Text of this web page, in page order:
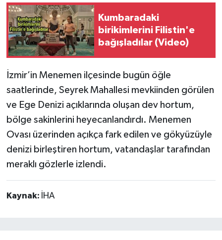
Kumbaradaki
birikimlerini Filistin'e
bağışladılar (Video)
İzmir’in Menemen ilçesinde bugün öğle
saatlerinde, Seyrek Mahallesi mevkiinden görülen
ve Ege Denizi açıklarında oluşan dev hortum,
bölge sakinlerini heyecanlandırdı. Menemen
Ovası üzerinden açıkça fark edilen ve gökyüzüyle
denizi birleştiren hortum, vatandaşlar tarafından
meraklı gözlerle izlendi.
Kaynak: İHA